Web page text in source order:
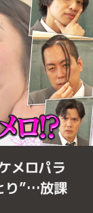
メロパラ
り”…放課